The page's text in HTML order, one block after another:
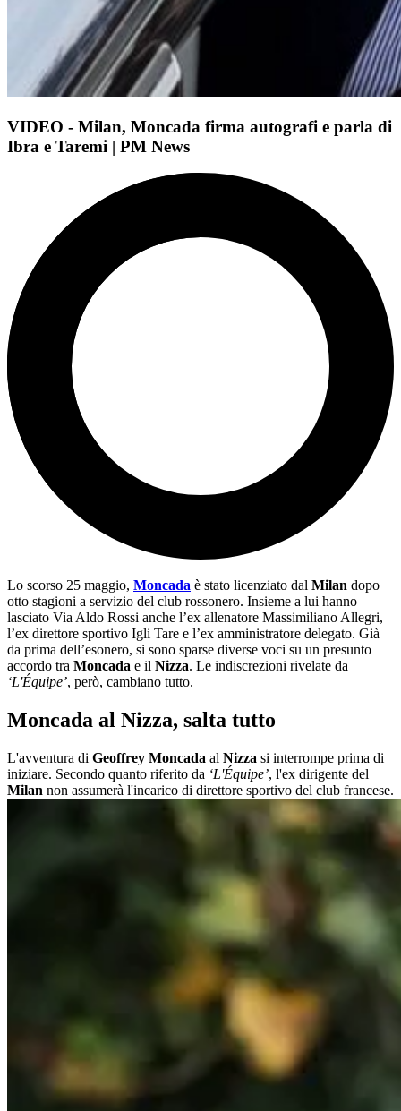
VIDEO - Milan, Moncada firma autografi e parla di
Ibra e Taremi | PM News
Lo scorso 25 maggio, Moncada è stato licenziato dal Milan dopo
otto stagioni a servizio del club rossonero. Insieme a lui hanno
lasciato Via Aldo Rossi anche l’ex allenatore Massimiliano Allegri,
l’ex direttore sportivo Igli Tare e l’ex amministratore delegato. Già
da prima dell’esonero, si sono sparse diverse voci su un presunto
accordo tra Moncada e il Nizza. Le indiscrezioni rivelate da
‘L'Équipe’, però, cambiano tutto.
Moncada al Nizza, salta tutto
L'avventura di Geoffrey Moncada al Nizza si interrompe prima di
iniziare. Secondo quanto riferito da ‘L'Équipe’, l'ex dirigente del
Milan non assumerà l'incarico di direttore sportivo del club francese.